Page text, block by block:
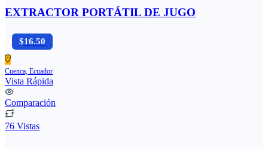
EXTRACTOR PORTÁTIL DE JUGO
$16.50
Cuenca, Ecuador
Vista Rápida
Comparación
76 Vistas